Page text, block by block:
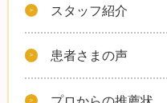
スタッフ紹介
患者さまの声